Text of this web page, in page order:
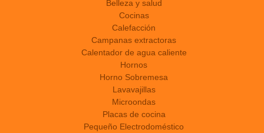
Belleza y salud
Cocinas
Calefacción
Campanas extractoras
Calentador de agua caliente
Hornos
Horno Sobremesa
Lavavajillas
Microondas
Placas de cocina
Pequeño Electrodoméstico